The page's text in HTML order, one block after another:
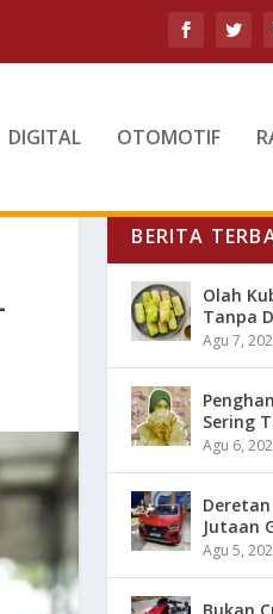
DIGITAL OTOMOTIF
BERITA
Olah
Tanpa
Agu 7,
Sering
Agu 6,
Jutaan
Agu 5,